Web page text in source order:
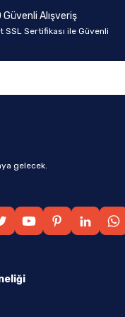
sitelerden daha pahalı.
farklı alternatifler olmalı.
Güvenli Alışveriş
SSL Sertifikası ile Güvenli
gelecek.